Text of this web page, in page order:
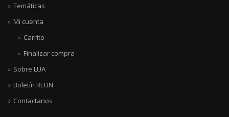
Temáticas
Mi cuenta
Carrito
Finalizar compra
Sobre LUA
Boletín REUN
Contactanos